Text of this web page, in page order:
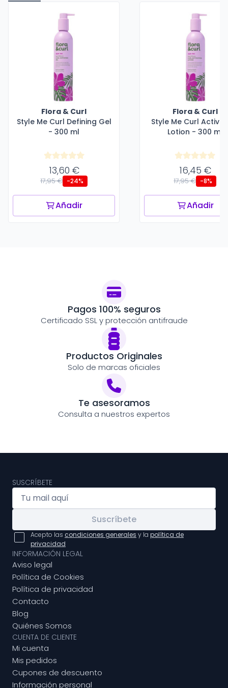
Flora & Curl
Style Me Curl Defining Gel
- 300 ml
13,60 €
17,95 € -24%
Añadir
Flora & Curl
Style Me Curl
Lotion - 300 ml
16,45 €
17,95 € -8%
Añadir
Pagos 100% seguros
Certificado SSL y protección antifraude
Productos Originales
Solo de marcas oficiales
Te asesoramos
Consulta a nuestros expertos
SUSCRÍBETE
Suscríbete
Acepto las condiciones generales y la política de
privacidad
INFORMACIÓN LEGAL
Aviso legal
Política de Cookies
Política de privacidad
Contacto
Blog
Quiénes Somos
CUENTA DE CLIENTE
Mi cuenta
Mis pedidos
Cupones de descuento
Información personal